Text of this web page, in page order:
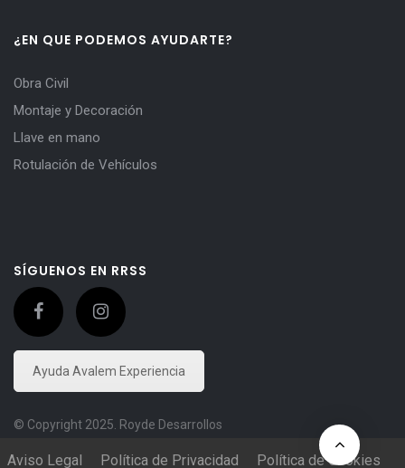
¿EN QUE PODEMOS AYUDARTE?
Obra Civil
Montaje y Decoración
Llave en mano
Rotulación de Vehículos
SÍGUENOS EN RRSS
Ayuda Avalem Experiencia
© Copyright 2025. Royde Desarrollos
Aviso Legal Política de Privacidad Política de Cookies